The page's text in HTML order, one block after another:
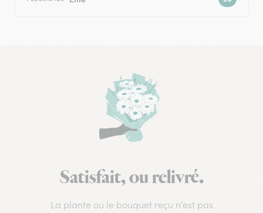
Satisfait, ou relivré.
La plante ou le bouquet reçu n’est pas